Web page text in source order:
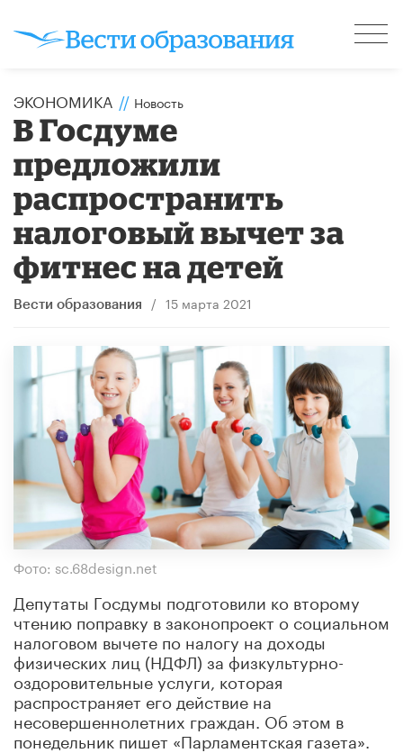
ЭКОНОМИКА // Новость
В Госдуме
предложили
распространить
налоговый вычет за
фитнес на детей
Вести образования / 15 марта 2021
Фото: sc.68design.net
Депутаты Госдумы подготовили ко второму
чтению поправку в законопроект о социальном
налоговом вычете по налогу на доходы
физических лиц (НДФЛ) за физкультурно-
оздоровительные услуги, которая
распространяет его действие на
несовершеннолетних граждан. Об этом в
понедельник пишет «Парламентская газета».